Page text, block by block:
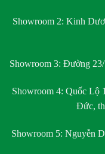
Showroom 2: Kinh
Showroom 3: Đường
Showroom 4: Quốc Lộ
Đức,
Showroom 5: Nguyễn